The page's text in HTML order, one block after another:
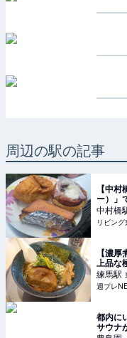
周辺の駅の記事
【中
ー）」
数々
中村橋
【濃
上品な
週のハ
練馬駅
週プレ
都内に
サウナ